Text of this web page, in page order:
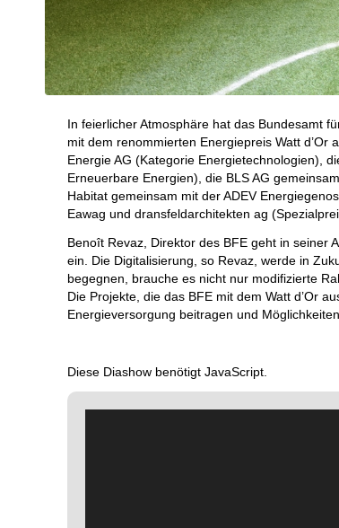
In feierlicher Atmosphäre hat das Bundesamt
mit dem renommierten Energiepreis Watt d’Or
Energie AG (Kategorie Energietechnologien),
Erneuerbare Energien), die BLS AG
Habitat gemeinsam mit der ADEV
Eawag und dransfeldarchitekten ag
Benoît Revaz, Direktor des BFE geht in seiner
ein. Die Digitalisierung, so Revaz, werde in
begegnen, brauche es nicht nur modifizierte
Die Projekte, die das BFE mit dem Watt d’Or
Energieversorgung beitragen und
Diese Diashow benötigt JavaScript.